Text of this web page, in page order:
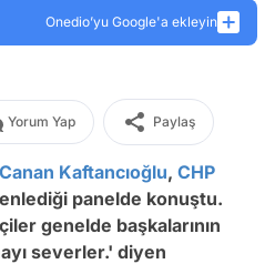
Onedio’yu Google'a ekleyin
Yorum Yap Paylaş
Canan Kaftancıoğlu, CHP
panelde konuştu.
genelde başkalarının
severler.' diyen